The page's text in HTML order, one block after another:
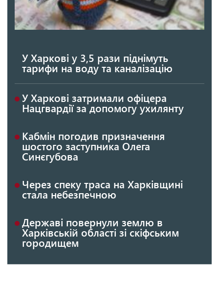
У Харкові у 3,5 рази піднімуть
тарифи на воду та каналізацію
У Харкові затримали офіцера
Нацгвардії за допомогу ухилянту
Кабмін погодив призначення
шостого заступника Олега
Синєгубова
Через спеку траса на Харківщині
стала небезпечною
Державі повернули землю в
Харківській області зі скіфським
городищем